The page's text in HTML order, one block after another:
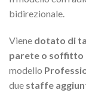
bidirezionale.
Viene dotato di
parete o soffitto
modello
due staffe